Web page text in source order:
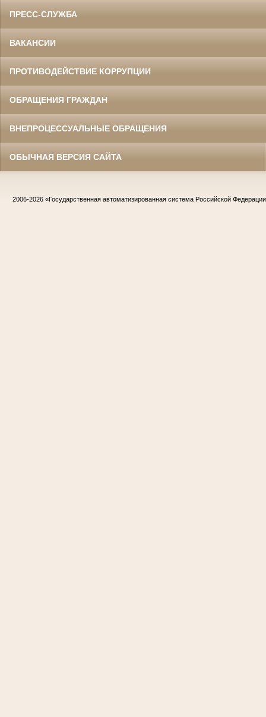
ПРЕСС-СЛУЖБА
ВАКАНСИИ
ПРОТИВОДЕЙСТВИЕ КОРРУПЦИИ
ОБРАЩЕНИЯ ГРАЖДАН
ВНЕПРОЦЕССУАЛЬНЫЕ ОБРАЩЕНИЯ
ОБЫЧНАЯ ВЕРСИЯ САЙТА
2006-2026 «Государственная автоматизированная система Российской